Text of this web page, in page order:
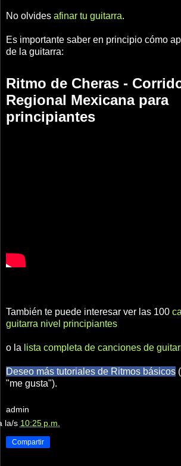
No olvides afinar tu guitarra.
Es importante saber en principio cómo
de la guitarra:
Ritmo de Cheras -
Regional Mexicana para
principiantes
También te puede interesar ver las 100
guitarra nivel principiantes
o la lista completa de canciones de
Deseo más tutoriales de Ritmos básicos
"me gusta").
admin
la/s 10:25 p.m.
Compartir